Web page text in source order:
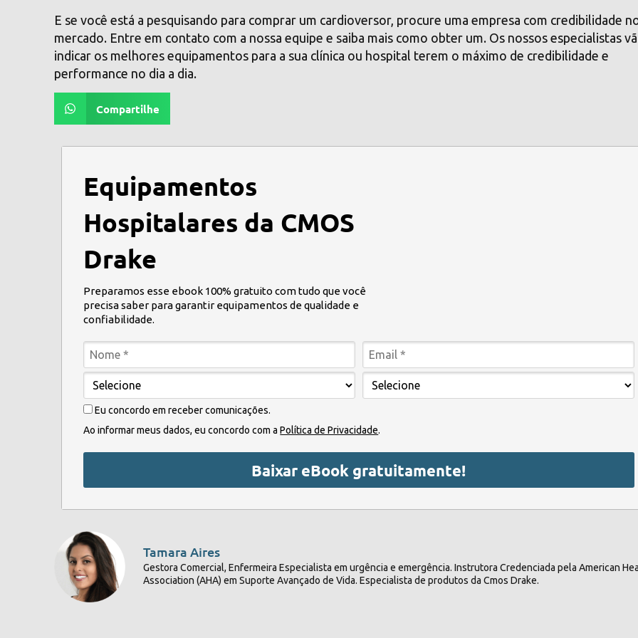
E se você está a pesquisando para comprar um cardioversor, procure uma empresa com credibilidade
mercado. Entre em contato com a nossa equipe e saiba mais como obter um. Os nossos especialistas
indicar os melhores equipamentos para a sua clínica ou hospital terem o máximo de credibilidade e
performance no dia a dia.
Compartilhe
Equipamentos
Hospitalares da CMOS
Drake
Preparamos esse ebook 100% gratuito com tudo que você
precisa saber para garantir equipamentos de qualidade e
confiabilidade.
Eu concordo em receber comunicações.
Ao informar meus dados, eu concordo com aPolítica de Privacidade.
Baixar eBook gratuitamente!
Tamara Aires
Gestora Comercial, Enfermeira Especialista em urgência e emergência. Instrutora Credenciada pela American
Association (AHA) em Suporte Avançado de Vida. Especialista de produtos da Cmos Drake.